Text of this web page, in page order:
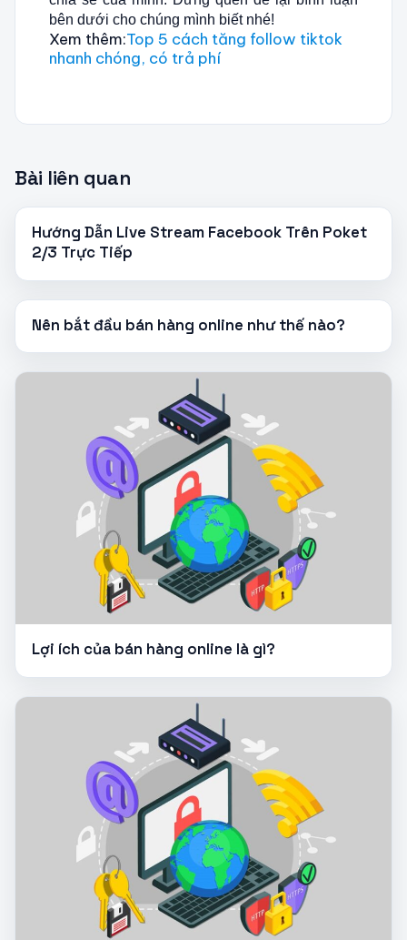
bên dưới cho chúng mình biết nhé!
Xem thêm:Top 5 cách tăng follow tiktok
nhanh chóng, có trả phí
Bài liên quan
Hướng Dẫn Live Stream Facebook Trên Poket
2/3 Trực Tiếp
Nên bắt đầu bán hàng online như thế nào?
Lợi ích của bán hàng online là gì?